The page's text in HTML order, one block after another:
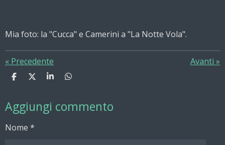
Mia foto: la "Cucca" e Camerini a "La Notte Vola".
« Precedente Avanti »
C
d
i
i
C
d
i
i
C
d
i
C
d
i
Aggiungi commento
Nome *